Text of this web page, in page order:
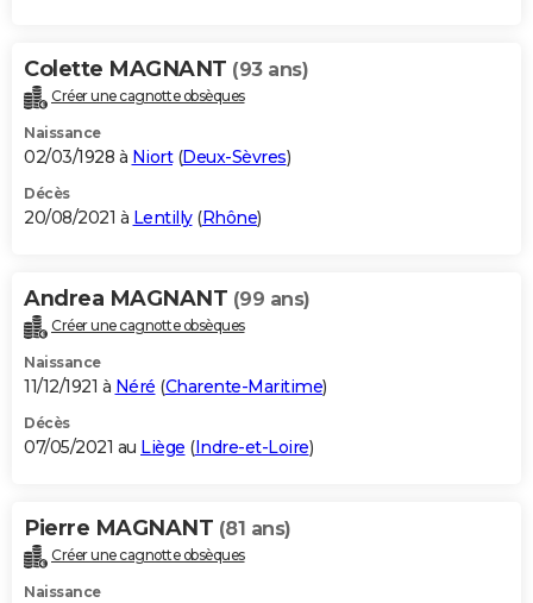
Colette MAGNANT (93 ans)
Créer une cagnotte obsèques
Naissance
02/03/1928 à Niort(Deux-Sèvres)
Décès
20/08/2021 à Lentilly(Rhône)
Andrea MAGNANT (99 ans)
Créer une cagnotte obsèques
Naissance
11/12/1921 à Néré (Charente-Maritime)
Décès
07/05/2021 au Liège (Indre-et-Loire)
Pierre MAGNANT (81 ans)
Créer une cagnotte obsèques
Naissance